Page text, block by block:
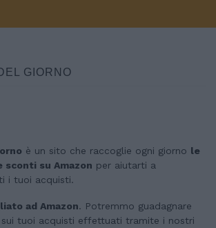
GIORNO
è un sito che raccoglie ogni giorno le
su Amazon per aiutarti a
i tuoi acquisti.
ad Amazon. Potremmo guadagnare
sui tuoi acquisti effettuati tramite i nostri